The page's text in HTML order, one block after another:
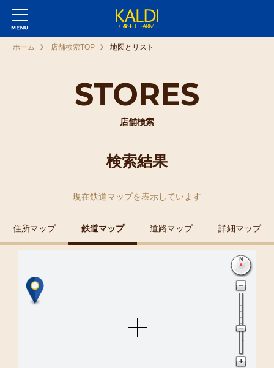
STORES
店舗検索
ホーム 店舗検索TOP 地図とリスト
検索結果
現在鉄道マップを表示しています
住所マップ 鉄道マップ 道路マップ 詳細マップ